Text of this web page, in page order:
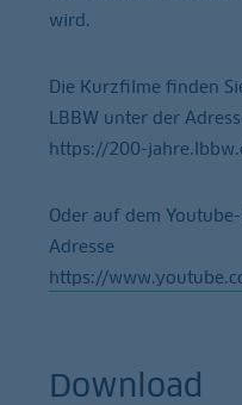
wird.
Die Kurzfilme finden
LBBW unter der
https://200-
Oder auf dem
Adresse
https://
Download